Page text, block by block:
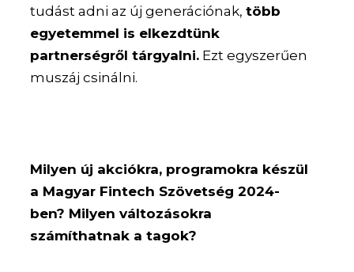
tudást adni az új generációnak,több
egyetemmel is elkezdtünk
partnerségről tárgyalni. Ezt egyszerűen
muszáj csinálni.
Milyen új akciókra, programokra készül
a Magyar Fintech Szövetség 2024-
ben? Milyen változásokra
számíthatnak a tagok?